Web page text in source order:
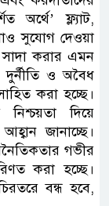
অর্থে’ ফ্ল্যাট,
সুযোগ দেওয়া
করার এমন
দুর্নীতি ও অবৈধ
করা হচ্ছে।
দিয়ে
জানাচ্ছে।
গভীর
করা হচ্ছে।
বন্ধ হবে,